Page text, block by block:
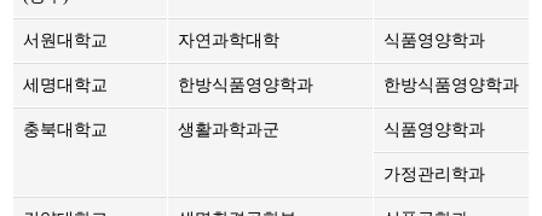
서원대학교 자연과학대학 식품영양학과
세명대학교 한방식품영양학과 한방식품영양학과
충북대학교 생활과학과군 식품영양학과
가정관리학과